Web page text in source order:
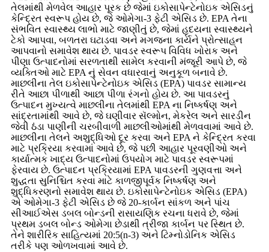
તેલમાંથી મેળવેલ આહાર પૂરક છે જેમાં ઇકોસાપેન્ટેનોઇક એસિડનું
કેન્દ્રિત સ્વરૂપ હોય છે, જે ઓમેગા-3 ફેટી એસિડ છે. EPA તેના
સંભવિત સ્વાસ્થ્ય લાભો માટે જાણીતું છે, જેમાં હૃદયના સ્વાસ્થ્યને
ટેકો આપવા, બળતરા ઘટાડવા અને મગજના કાર્યને પ્રોત્સાહન
આપવાનો સમાવેશ થાય છે. પાવડર સ્વરૂપ વિવિધ ખોરાક અને
પીણા ઉત્પાદનોમાં સરળતાથી સામેલ કરવાની મંજૂરી આપે છે, જે
વ્યક્તિઓ માટે EPA નું સેવન વધારવાનું અનુકૂળ બનાવે છે.
માછલીના તેલ ઇકોસાપેન્ટેનોઇક એસિડ (EPA) પાવડર સામાન્ય
રીતે આછા પીળાથી આછા પીળા રંગનો હોય છે. આ પાવડરનું
ઉત્પાદન મુખ્યત્વે માછલીના તેલમાંથી EPA ના નિષ્કર્ષણ અને
સાંદ્રતામાંથી આવે છે, જે ઘણીવાર સૅલ્મોન, મેકરેલ અને સારડીન
જેવી ઠંડા પાણીની ચરબીવાળી માછલીઓમાંથી મેળવવામાં આવે છે.
માછલીના તેલને અશુદ્ધિઓ દૂર કરવા અને EPA ને કેન્દ્રિત કરવા
માટે પ્રક્રિયા કરવામાં આવે છે, જે પછી આહાર પૂરવણીઓ અને
કાર્યાત્મક ખાદ્ય ઉત્પાદનોમાં ઉપયોગ માટે પાવડર સ્વરૂપમાં
ફેરવાય છે. ઉત્પાદન પ્રક્રિયામાં EPA પાવડરની ગુણવત્તા અને
શુદ્ધતા સુનિશ્ચિત કરવા માટે કાળજીપૂર્વક નિષ્કર્ષણ અને
શુદ્ધિકરણનો સમાવેશ થાય છે. ઇકોસાપેન્ટેનોઇક એસિડ (EPA)
એ ઓમેગા-3 ફેટી એસિડ છે જે 20-કાર્બન સાંકળ અને પાંચ
સીઆઈએસ ડબલ બોન્ડની રાસાયણિક રચના ધરાવે છે, જેમાં
પ્રથમ ડબલ બોન્ડ ઓમેગા છેડાથી ત્રીજા કાર્બન પર સ્થિત છે.
તેને શારીરિક સાહિત્યમાં 20:5(n-3) અને ટિમ્નોડોનિક એસિડ
તરીકે પણ ઓળખવામાં આવે છે.